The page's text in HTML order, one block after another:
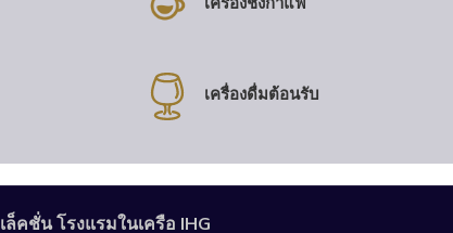
เครื่องดื่มต้อนรับ
คชั่น โรงแรมในเครือ IHG